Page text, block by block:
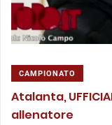
CAMPIONATO
Atalanta,
allenatore